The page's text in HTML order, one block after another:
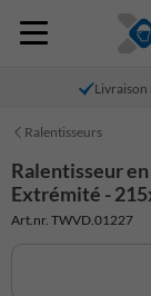
Livraison
Ralentisseurs
Ralentisseur
Extrémité -
Art.nr. TWVD.01227